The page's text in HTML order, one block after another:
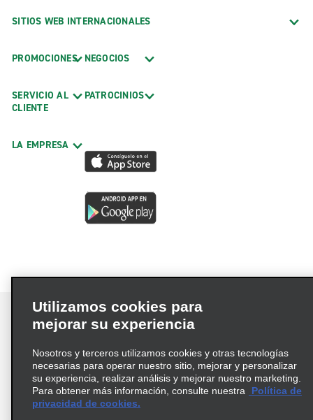
SITIOS WEB INTERNACIONALES
PROMOCIONES
SERVICIO AL
CLIENTE
LA EMPRESA
NEGOCIOS
PATROCINIOS
Términos de uso
Política de privacidad
Política de cookies
Información de Salud del Consumidor
Utilizamos cookies para
mejorar su experiencia
Nosotros y terceros utilizamos cookies y otras tecnologías
necesarias para operar nuestro sitio, mejorar y personalizar
su experiencia, realizar análisis y mejorar nuestro marketing.
Para obtener más información, consulte nuestra
Política de
privacidad de cookies.